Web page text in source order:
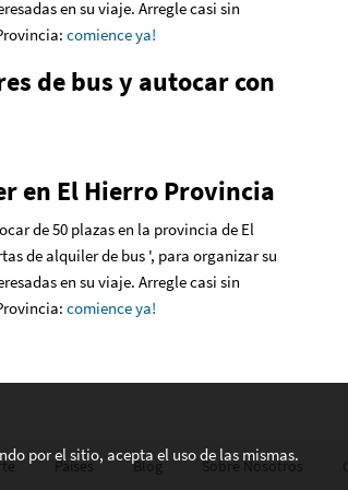
por el sitio, acepta el uso de las mismas.
en su viaje. Arregle casi sin
: comience ya!
de bus y autocar con
en El Hierro Provincia
de 50 plazas en la provincia de El
de alquiler de bus ', para organizar su
en su viaje. Arregle casi sin
: comience ya!
Países Blog Sobre Nosotros